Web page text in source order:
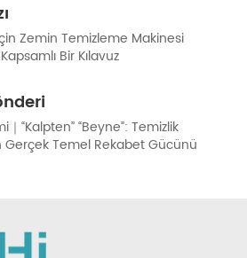
Zemin Temizleme Makinesi
Bir Kılavuz
“Kalpten” “Beyne”: Temizlik
Gerçek Temel Rekabet Gücünü